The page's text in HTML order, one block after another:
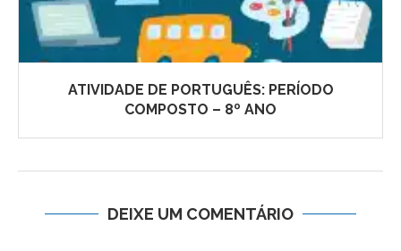
ATIVIDADE DE PORTUGUÊS: PERÍODO
COMPOSTO – 8º ANO
DEIXE UM COMENTÁRIO